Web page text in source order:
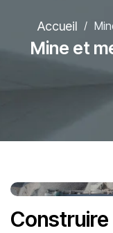
Accueil /
Mine et